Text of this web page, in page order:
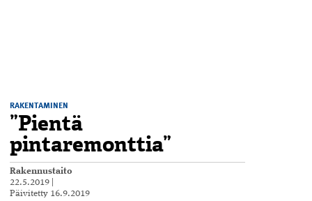
RAKENTAMINEN
”Pientä
pintaremonttia”
Rakennustaito
22.5.2019
Päivitetty 16.9.2019